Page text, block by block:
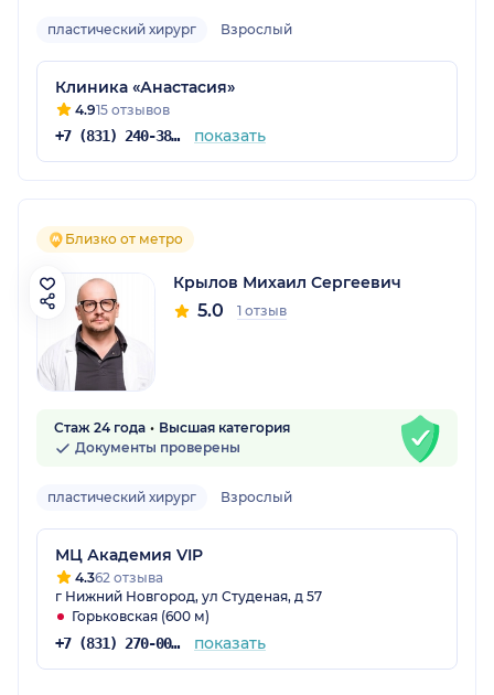
пластический хирург Взрослый
Клиника «Анастасия»
4.915 отзывов
+7 (831) 240-38-27 показать
Близко от метро
Крылов Михаил Сергеевич
5.0 1 отзыв
Стаж 24 года
Высшая категория
Документы проверены
пластический хирург Взрослый
МЦ Академия VIP
4.362 отзыва
г Нижний Новгород, ул Студеная, д 57
Горьковская (600 м)
+7 (831) 270-00-00 показать